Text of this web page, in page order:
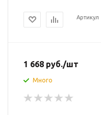
Артикул
1 668 руб./шт
Много